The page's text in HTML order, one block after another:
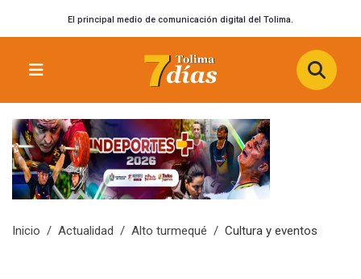
El principal medio de comunicación digital del Tolima.
Inicio Actualidad Alto turmequé Cultura y eventos